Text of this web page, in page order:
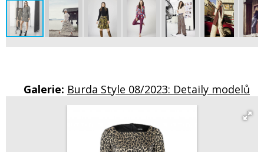
Galerie: Burda Style 08/2023: Detaily modelů